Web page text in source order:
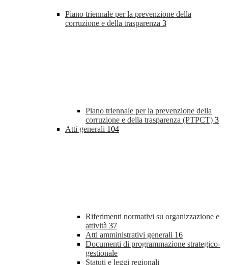
Piano triennale per la prevenzione della
corruzione e della trasparenza 3
Piano triennale per la prevenzione della
corruzione e della trasparenza (PTPCT) 3
Atti generali 104
Riferimenti normativi su organizzazione e
attività 37
Atti amministrativi generali 16
Documenti di programmazione strategico-
gestionale
Statuti e leggi regionali